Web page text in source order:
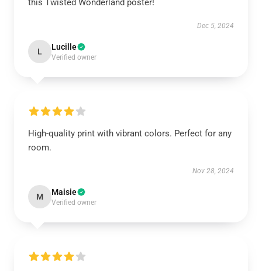
this Twisted Wonderland poster!
Dec 5, 2024
L Lucille
Verified owner
High-quality print with vibrant colors. Perfect for any
room.
Nov 28, 2024
M Maisie
Verified owner